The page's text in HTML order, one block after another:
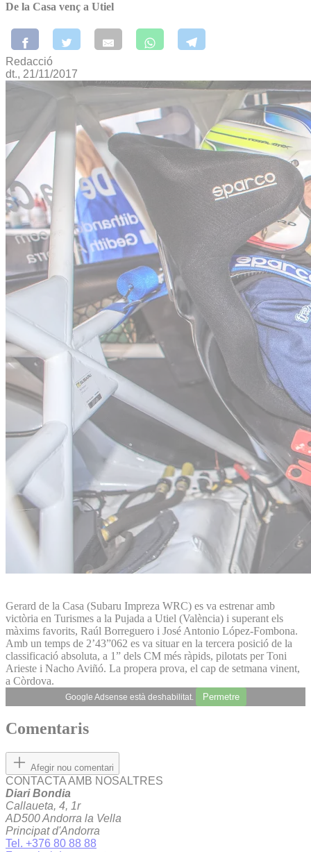
De la Casa venç a Utiel
Redacció
dt., 21/11/2017
Gerard de la Casa (Subaru Impreza WRC) es va estrenar amb
victòria en Turismes a la Pujada a Utiel (València) i superant els
màxims favorits, Raúl Borreguero i José Antonio López-Fombona.
Amb un temps de 2’43”062 es va situar en la tercera posició de la
classificació absoluta, a 1” dels CM més ràpids, pilotats per Toni
Arieste i Nacho Aviñó. La propera prova, el cap de setmana vinent,
a Còrdova.
Google Adsense està deshabilitat. Permetre
Comentaris
Afegir nou comentari
CONTACTA AMB NOSALTRES
Diari Bondia
Callaueta, 4, 1r
AD500 Andorra la Vella
Principat d'Andorra
Tel. +376 80 88 88